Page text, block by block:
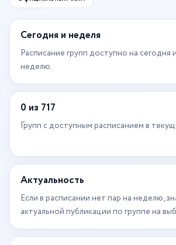
Сегодня и неделя
Расписание групп доступно на сегодня
неделю.
0 из 717
Групп с доступным расписанием в
Актуальность
Если в расписании нет пар на неделю,
актуальной публикации по группе на